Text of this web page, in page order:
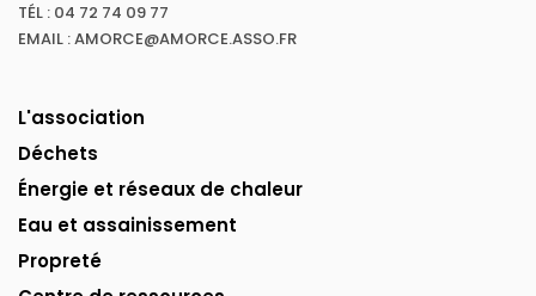
TÉL : 04 72 74 09 77
EMAIL : AMORCE@AMORCE.ASSO.FR
L'association
Déchets
Énergie et réseaux de chaleur
Eau et assainissement
Propreté